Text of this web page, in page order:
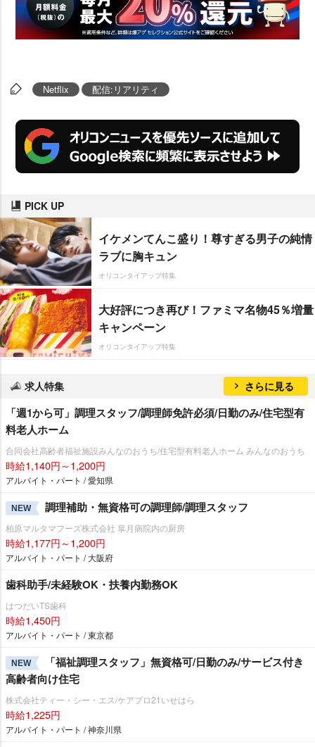
Netflix 配信:リアリティ
PICK UP
イケメンてんこ盛り！尊すぎる男子の純情
ラブに胸キュン
オリコンタイアップ特集
大好評につき再び！ファミマ名物45％増量
キャンペーン
オリコンタイアップ特集
求人特集 さらに見る
「週1から可」調理スタッフ/調理師免許必須/日勤のみ/住宅型有
料老人ホーム
合同会社高齢者福祉施設みんなのおうち/住宅型有料老人ホーム みんなのおうち
時給1,140円～1,200円
アルバイト・パート / 愛知県
NEW 調理補助・無資格可の調理師/調理スタッフ
柏原マルタマフーズ株式会社 皐月病院内の厨房
時給1,177円～1,200円
アルバイト・パート / 大阪府
歯科助手/未経験OK・扶養内勤務OK
はつだいTS歯科
時給1,450円
アルバイト・パート / 東京都
NEW
「福祉調理スタッフ」無資格可/日勤のみ/サービス付き
高齢者向け住宅
株式会社ティー・シー・エス/ケアプロ21いせはら
時給1,225円
アルバイト・パート / 神奈川県